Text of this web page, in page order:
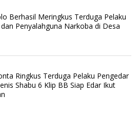
Berhasil Meringkus Terduga Pelaku
Penyalahguna Narkoba di Desa
Ringkus Terduga Pelaku Pengedar
Shabu 6 Klip BB Siap Edar Ikut